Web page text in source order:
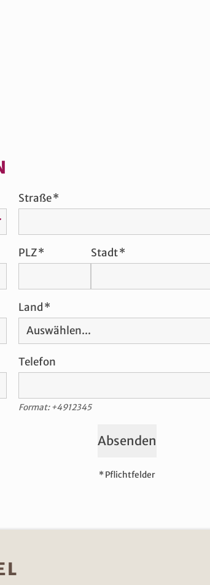
Straße
PLZ Stadt
Land
Telefon
Format: +4912345
Absenden
* Pflichtfelder